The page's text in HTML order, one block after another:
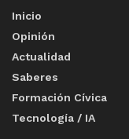
Inicio
Opinión
Actualidad
Saberes
Formación Cívica
Tecnología / IA